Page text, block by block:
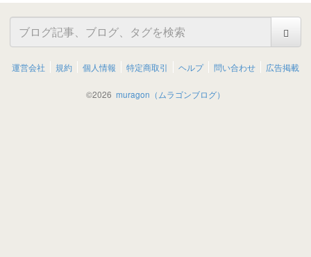
運営会社 規約 個人情報 特定商取引 ヘルプ 問い合わせ 広告掲載
©2026 muragon（ムラゴンブログ）